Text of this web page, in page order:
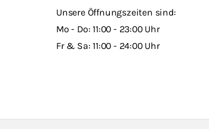
Unsere Öffnungszeiten sind:
Mo - Do: 11:00 - 23:00 Uhr
Fr & Sa: 11:00 - 24:00 Uhr